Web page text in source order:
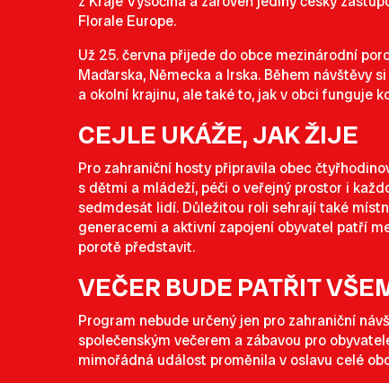
Florale Europe.
Už 25. června přijede do obce mezinárodní
Maďarska, Německa a Irska. Během návštěvy
a okolní krajinu, ale také to, jak v obci funguje
CEJLE UKÁŽE, JAK ŽIJE
Pro zahraniční hosty připravila obec
s dětmi a mládeží, péči o veřejný prostor i
sedmdesát lidí. Důležitou roli sehrají také
generacemi a aktivní zapojení obyvatel patří
porotě představit.
VEČER BUDE PATŘIT
Program nebude určený jen pro zahraniční
společenským večerem a zábavou pro
mimořádná událost proměnila v oslavu celé